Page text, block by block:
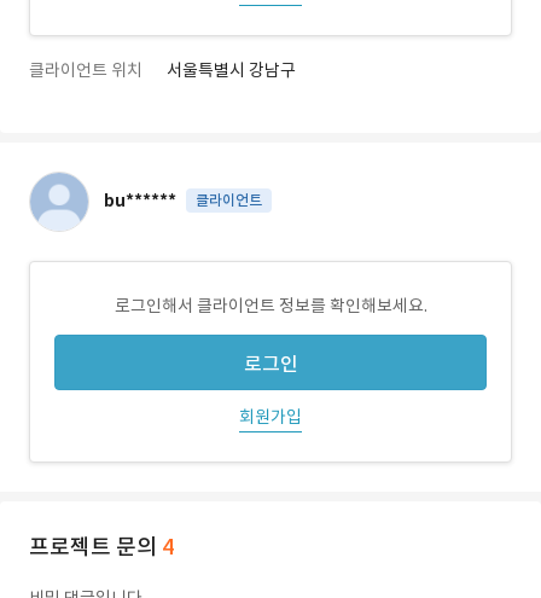
클라이언트 위치 서울특별시 강남구
bu****** 클라이언트
로그인해서 클라이언트 정보를 확인해보세요.
로그인
회원가입
프로젝트 문의 4